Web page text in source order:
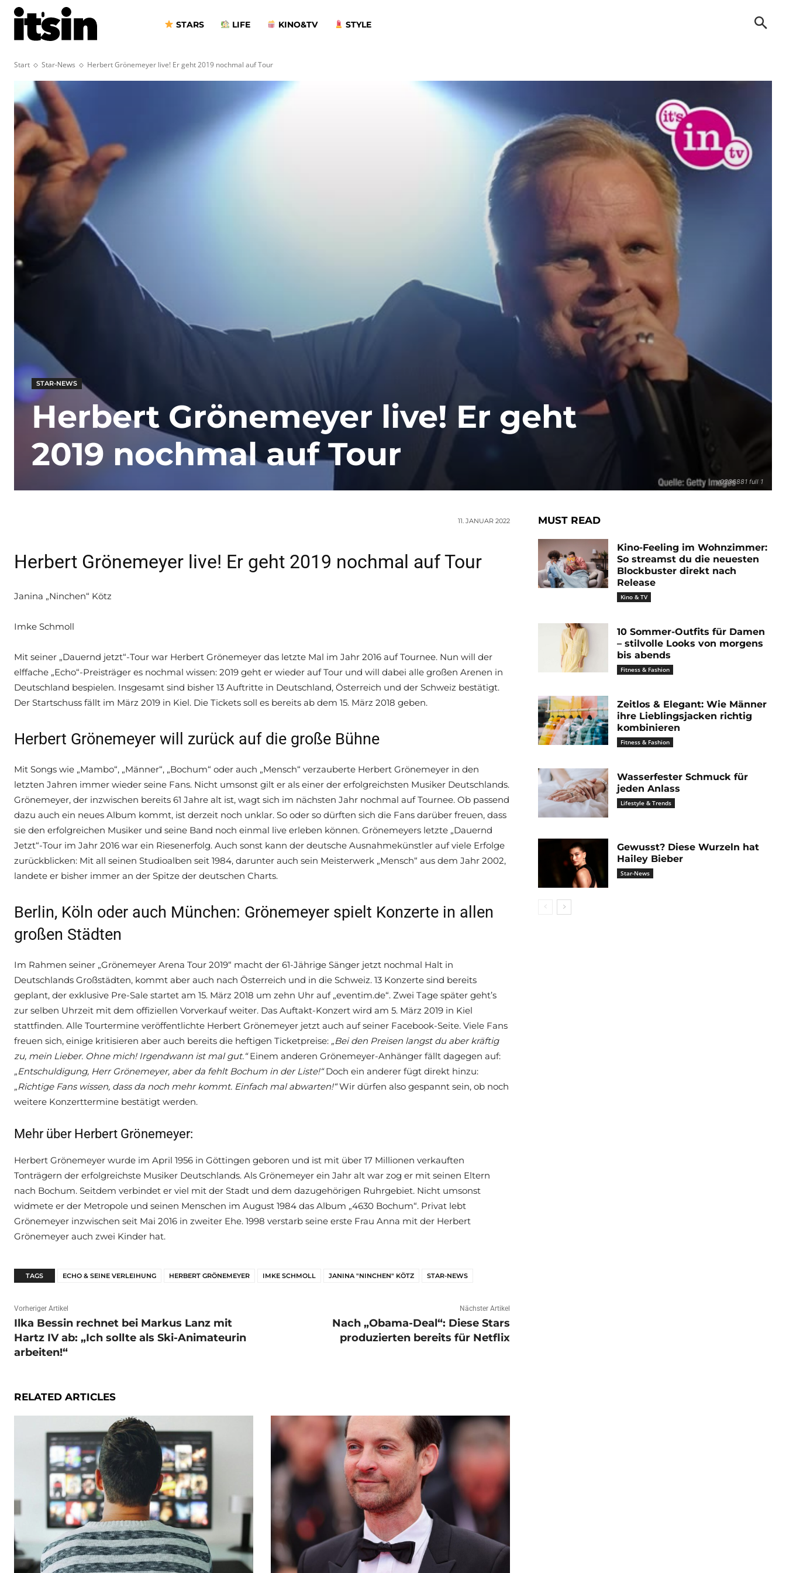
STARS LIFE KINO&TV STYLE
Start Star-News Herbert Grönemeyer live! Er geht 2019 nochmal auf Tour
v0236881 full 1
STAR-NEWS
Herbert Grönemeyer live! Er geht
2019 nochmal auf Tour
11. JANUAR 2022
Herbert Grönemeyer live! Er geht 2019 nochmal auf Tour
Janina „Ninchen“ Kötz
Imke Schmoll
Mit seiner „Dauernd jetzt“-Tour war Herbert Grönemeyer das letzte Mal im Jahr 2016 auf Tournee. Nun will der
elffache „Echo“-Preisträger es nochmal wissen: 2019 geht er wieder auf Tour und will dabei alle großen Arenen in
Deutschland bespielen. Insgesamt sind bisher 13 Auftritte in Deutschland, Österreich und der Schweiz bestätigt.
Der Startschuss fällt im März 2019 in Kiel. Die Tickets soll es bereits ab dem 15. März 2018 geben.
Herbert Grönemeyer will zurück auf die große Bühne
Mit Songs wie „Mambo“, „Männer“, „Bochum“ oder auch „Mensch“ verzauberte Herbert Grönemeyer in den
letzten Jahren immer wieder seine Fans. Nicht umsonst gilt er als einer der erfolgreichsten Musiker Deutschlands.
Grönemeyer, der inzwischen bereits 61 Jahre alt ist, wagt sich im nächsten Jahr nochmal auf Tournee. Ob passend
dazu auch ein neues Album kommt, ist derzeit noch unklar. So oder so dürften sich die Fans darüber freuen, dass
sie den erfolgreichen Musiker und seine Band noch einmal live erleben können. Grönemeyers letzte „Dauernd
Jetzt“-Tour im Jahr 2016 war ein Riesenerfolg. Auch sonst kann der deutsche Ausnahmekünstler auf viele Erfolge
zurückblicken: Mit all seinen Studioalben seit 1984, darunter auch sein Meisterwerk „Mensch“ aus dem Jahr 2002,
landete er bisher immer an der Spitze der deutschen Charts.
Berlin, Köln oder auch München: Grönemeyer spielt Konzerte in allen
großen Städten
Im Rahmen seiner „Grönemeyer Arena Tour 2019“ macht der 61-Jährige Sänger jetzt nochmal Halt in
Deutschlands Großstädten, kommt aber auch nach Österreich und in die Schweiz. 13 Konzerte sind bereits
geplant, der exklusive Pre-Sale startet am 15. März 2018 um zehn Uhr auf „eventim.de“. Zwei Tage später geht’s
zur selben Uhrzeit mit dem offiziellen Vorverkauf weiter. Das Auftakt-Konzert wird am 5. März 2019 in Kiel
stattfinden. Alle Tourtermine veröffentlichte Herbert Grönemeyer jetzt auch auf seiner Facebook-Seite. Viele Fans
freuen sich, einige kritisieren aber auch bereits die heftigen Ticketpreise: „Bei den Preisen langst du aber kräftig
zu, mein Lieber. Ohne mich! Irgendwann ist mal gut.“Einem anderen Grönemeyer-Anhänger fällt dagegen auf:
„Entschuldigung, Herr Grönemeyer, aber da fehlt Bochum in der Liste!“Doch ein anderer fügt direkt hinzu:
„Richtige Fans wissen, dass da noch mehr kommt. Einfach mal abwarten!“Wir dürfen also gespannt sein, ob noch
weitere Konzerttermine bestätigt werden.
Mehr über Herbert Grönemeyer:
Herbert Grönemeyer wurde im April 1956 in Göttingen geboren und ist mit über 17 Millionen verkauften
Tonträgern der erfolgreichste Musiker Deutschlands. Als Grönemeyer ein Jahr alt war zog er mit seinen Eltern
nach Bochum. Seitdem verbindet er viel mit der Stadt und dem dazugehörigen Ruhrgebiet. Nicht umsonst
widmete er der Metropole und seinen Menschen im August 1984 das Album „4630 Bochum“. Privat lebt
Grönemeyer inzwischen seit Mai 2016 in zweiter Ehe. 1998 verstarb seine erste Frau Anna mit der Herbert
Grönemeyer auch zwei Kinder hat.
TAGS ECHO & SEINE VERLEIHUNG HERBERT GRÖNEMEYER IMKE SCHMOLL JANINA "NINCHEN" KÖTZ STAR-NEWS
Vorheriger Artikel
Ilka Bessin rechnet bei Markus Lanz mit
Hartz IV ab: „Ich sollte als Ski-Animateurin
arbeiten!“
Nächster Artikel
Nach „Obama-Deal“: Diese Stars
produzierten bereits für Netflix
RELATED ARTICLES
MUST READ
Kino-Feeling im Wohnzimmer:
So streamst du die neuesten
Blockbuster direkt nach
Release
Kino & TV
10 Sommer-Outfits für Damen
– stilvolle Looks von morgens
bis abends
Fitness & Fashion
Zeitlos & Elegant: Wie Männer
ihre Lieblingsjacken richtig
kombinieren
Fitness & Fashion
Wasserfester Schmuck für
jeden Anlass
Lifestyle & Trends
Gewusst? Diese Wurzeln hat
Hailey Bieber
Star-News